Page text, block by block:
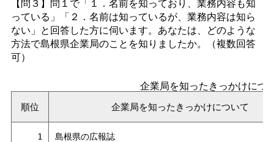
【問３】問１で「１．名前を知っており、業務内容も知
っている」「２．名前は知っているが、業務内容は知ら
ない」と回答した方に伺います。あなたは、どのような
方法で島根県企業局のことを知りましたか。（複数回答
可）
企業局を知ったきっかけにつ
順位 企業局を知ったきっかけについて
1 島根県の広報誌